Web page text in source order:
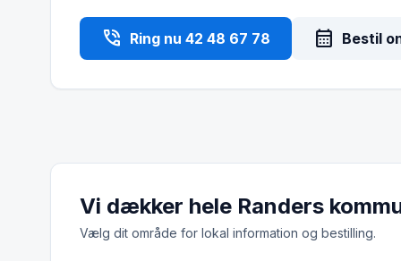
phone_in_talk Ring nu 42 48 67 78 calendar_month Bestil
Vi dækker hele Randers
Vælg dit område for lokal information og bestilling.